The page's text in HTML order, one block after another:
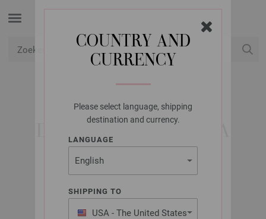
COUNTRY AND
CURRENCY
Please select language, shipping
destination and currency.
LANGUAGE
SHIPPING TO
USA - The United States
LANA GROSSA
DRIEHOEKIGE STOLA
MERINO TWISTER
MERINO TWISTER Booklet | Model 3